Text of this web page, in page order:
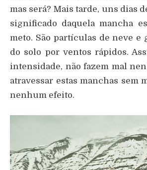
mas será? Mais tarde, uns dias
significado daquela mancha
meto. São partículas de neve e
do solo por ventos rápidos.
intensidade, não fazem mal
atravessar estas manchas sem
nenhum efeito.